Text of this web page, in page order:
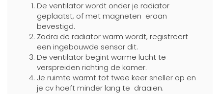
De ventilator wordt onder je radiator
geplaatst, of met magneten eraan
bevestigd.
Zodra de radiator warm wordt, registreert
een ingebouwde sensor dit.
De ventilator begint warme lucht te
verspreiden richting de kamer.
Je ruimte warmt tot twee keer sneller op en
je cv hoeft minder lang te draaien.